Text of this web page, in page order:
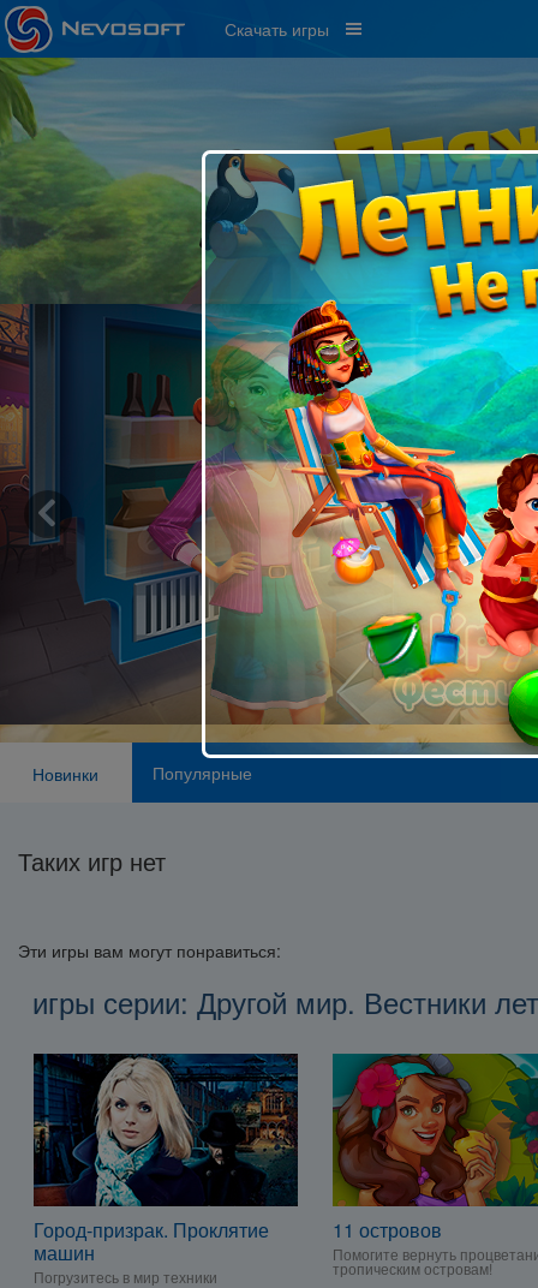
Скачать игры
Новинки Популярные
Таких игр нет
Эти игры вам могут понравиться:
игры серии: Другой мир. Вестники
Город-призрак. Проклятие
машин
Погрузитесь в мир техники
11 островов
Помогите вернуть
тропическим островам!